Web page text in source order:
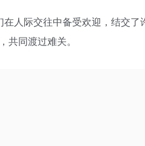
人际交往中备受欢迎，结交了
同渡过难关。